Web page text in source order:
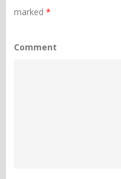
marked*
Comment